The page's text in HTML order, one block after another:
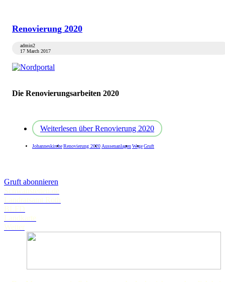
Renovierung 2020
admin2
17 March 2017
Die Renovierungsarbeiten 2020
Weiterlesen über Renovierung 2020
JohanneskircheRenovierung 2020 AussenanlagenWegeGruft
Gruft abonnieren
Schwanstetten.de
Landratsamt Roth
BLFD
Landkarte
Wetter